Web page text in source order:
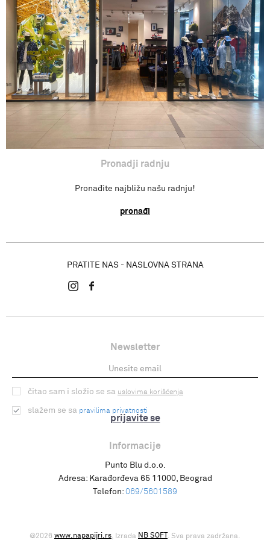
Povraćaj sredstva
Pronađi radnju
Isporuka
Pronadji radnju
Pronađite najbližu našu radnju!
pronađi
PRATITE NAS - NASLOVNA STRANA
Newsletter
prijavite se
čitao sam i složio se sa uslovima korišćenja
slažem se sa pravilima privatnosti
Informacije
Punto Blu d.o.o.
Adresa: Karađorđeva 65 11000, Beograd
Telefon: 069/5601589
©2026 www.napapijri.rs, Izrada NB SOFT . Sva prava zadržana.